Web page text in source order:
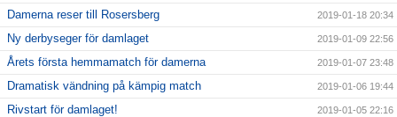
Damerna reser till Rosersberg 2019-01-18 20:34
Ny derbyseger för damlaget 2019-01-09 22:56
Årets första hemmamatch för damerna 2019-01-07 23:48
Dramatisk vändning på kämpig match 2019-01-06 19:44
Rivstart för damlaget! 2019-01-05 22:16